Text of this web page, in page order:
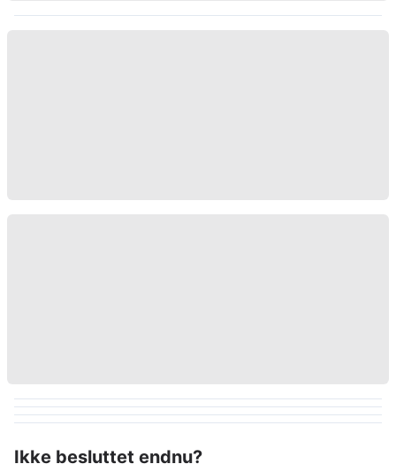
Ikke besluttet endnu?